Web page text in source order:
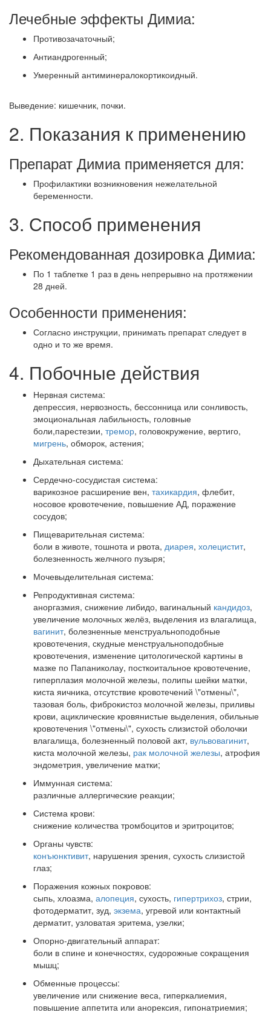
Лечебные эффекты Димиа:
Противозачаточный;
Антиандрогенный;
Умеренный антиминералокортикоидный.
Выведение: кишечник, почки.
2. Показания к применению
Препарат Димиа применяется для:
Профилактики возникновения нежелательной
беременности.
3. Способ применения
Рекомендованная дозировка Димиа:
По 1 таблетке 1 раз в день непрерывно на протяжении
28 дней.
Особенности применения:
Согласно инструкции, принимать препарат следует в
одно и то же время.
4. Побочные действия
Нервная система:
депрессия, нервозность, бессонница или сонливость,
эмоциональная лабильность, головные
боли,парестезии, тремор, головокружение, вертиго,
мигрень, обморок, астения;
Дыхательная система:
Сердечно-сосудистая система:
варикозное расширение вен, тахикардия, флебит,
носовое кровотечение, повышение АД, поражение
сосудов;
Пищеварительная система:
боли в животе, тошнота и рвота, диарея, холецистит,
болезненность желчного пузыря;
Мочевыделительная система:
Репродуктивная система:
аноргазмия, снижение либидо, вагинальный кандидоз,
увеличение молочных желёз, выделения из влагалища,
вагинит, болезненные менструальноподобные
кровотечения, скудные менструальноподобные
кровотечения, изменение цитологической картины в
мазке по Папаниколау, посткоитальное кровотечение,
гиперплазия молочной железы, полипы шейки матки,
киста яичника, отсутствие кровотечений \"отмены\",
тазовая боль, фиброкистоз молочной железы, приливы
крови, ациклические кровянистые выделения, обильные
кровотечения \"отмены\", сухость слизистой оболочки
влагалища, болезненный половой акт, вульвовагинит,
киста молочной железы, рак молочной железы, атрофия
эндометрия, увеличение матки;
Иммунная система:
различные аллергические реакции;
Система крови:
снижение количества тромбоцитов и эритроцитов;
Органы чувств:
конъюнктивит, нарушения зрения, сухость слизистой
глаз;
Поражения кожных покровов:
сыпь, хлоазма, алопеция, сухость, гипертрихоз, стрии,
фотодерматит, зуд, экзема, угревой или контактный
дерматит, узловатая эритема, узелки;
Опорно-двигательный аппарат:
боли в спине и конечностях, судорожные сокращения
мышц;
Обменные процессы:
увеличение или снижение веса, гиперкалиемия,
повышение аппетита или анорексия, гипонатриемия;